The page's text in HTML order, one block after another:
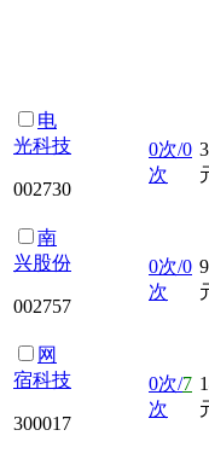
电
光科技
002730
0次/0
次
南
兴股份
002757
0次/0
次
网
宿科技
300017
0次/7
次